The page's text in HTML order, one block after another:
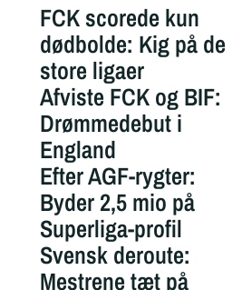
FCK scorede kun
dødbolde: Kig på de
store ligaer
Afviste FCK og BIF:
Drømmedebut i
England
Efter AGF-rygter:
Byder 2,5 mio på
Superliga-profil
Svensk deroute:
Mestrene tæt på